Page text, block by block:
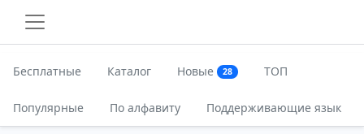
Бесплатные Каталог Новые 28 ТОП
Популярные По алфавиту Поддерживающие язык